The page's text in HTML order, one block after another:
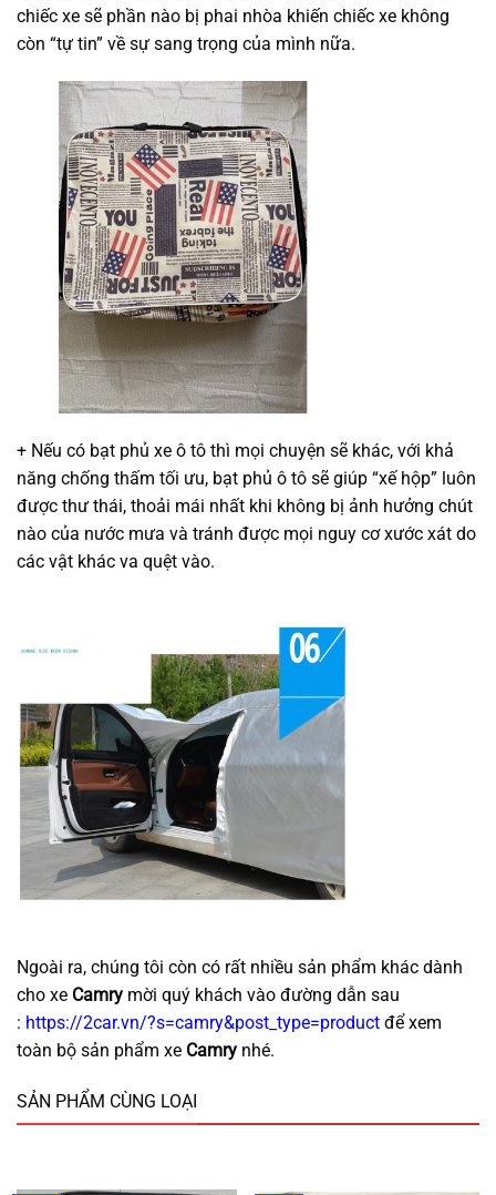
chiếc xe sẽ phần nào bị phai nhòa khiến chiếc xe không
còn “tự tin” về sự sang trọng của mình nữa.
+ Nếu có bạt phủ xe ô tô thì mọi chuyện sẽ khác, với khả
năng chống thấm tối ưu, bạt phủ ô tô sẽ giúp “xế hộp” luôn
được thư thái, thoải mái nhất khi không bị ảnh hưởng chút
nào của nước mưa và tránh được mọi nguy cơ xước xát do
các vật khác va quệt vào.
Ngoài ra, chúng tôi còn có rất nhiều sản phẩm khác dành
cho xe Camry mời quý khách vào đường dẫn sau
: https://2car.vn/?s=camry&post_type=product để xem
toàn bộ sản phẩm xe Camry nhé.
SẢN PHẨM CÙNG LOẠI